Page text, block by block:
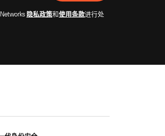
隐私政策和使用条款进行处